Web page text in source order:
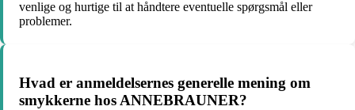
venlige og hurtige til at håndtere eventuelle spørgsmål eller
problemer.
Hvad er anmeldelsernes generelle mening om
smykkerne hos ANNEBRAUNER?